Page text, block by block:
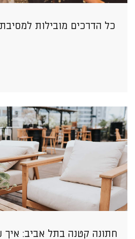
כל הדרכים מובילות
חתונה קטנה בתל אביב: איך